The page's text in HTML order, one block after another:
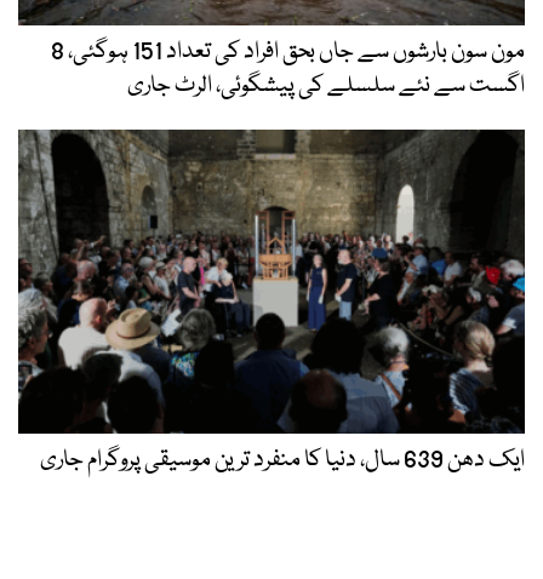
مون سون بارشوں سے جاں بحق افراد کی تعداد 151 ہوگئی، 8
اگست سے نئے سلسلے کی پیشگوئی، الرٹ جاری
ایک دھن 639 سال، دنیا کا منفرد ترین موسیقی پروگرام جاری